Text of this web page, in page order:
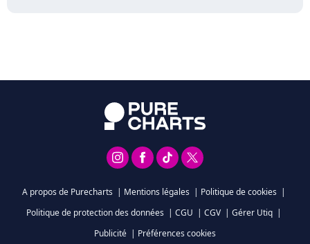
A propos de Purecharts | Mentions légales | Politique de cookies |
Politique de protection des données | CGU | CGV | Gérer Utiq |
Publicité | Préférences cookies